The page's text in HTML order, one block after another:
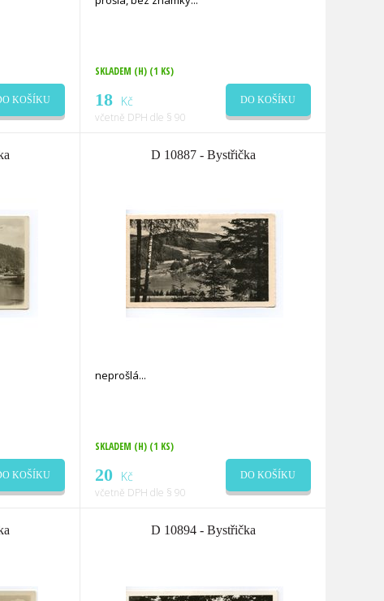
KOŠÍKU
SKLADEM (H) (1 KS)
18 Kč
včetně DPH dle § 90
DO KOŠÍKU
KOŠÍKU
D 10887 - Bystřička
neprošlá
SKLADEM (H) (1 KS)
20 Kč
včetně DPH dle § 90
DO KOŠÍKU
D 10894 - Bystřička